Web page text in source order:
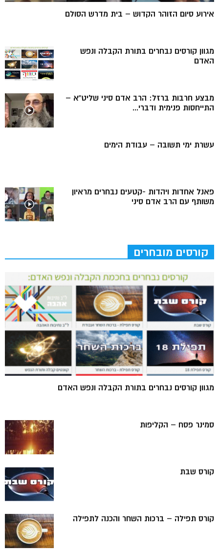
אירוע סיום הזוהר הקדוש – בית מדרש הסולם
מגוון קורסים נבחרים בתורת הקבלה ונפש
האדם
מבצע חרבות ברזל: הרב אדם סיני שליט”א –
התייחסות פנימית ודברי...
עשרת ימי תשובה – עבודת הימים
פאנל אחדות ויהדות -קטעים נבחרים מראיון
משותף עם הרב אדם סיני
קורסים מובחרים
מגוון קורסים נבחרים בתורת הקבלה ונפש האדם
סמינר פסח – הקליפות
קורס שבת
קורס תפילה – ברכות השחר והכנה לתפילה